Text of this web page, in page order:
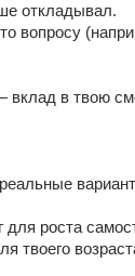
откладывал.
вопросу
вклад в твою
роста
твоего